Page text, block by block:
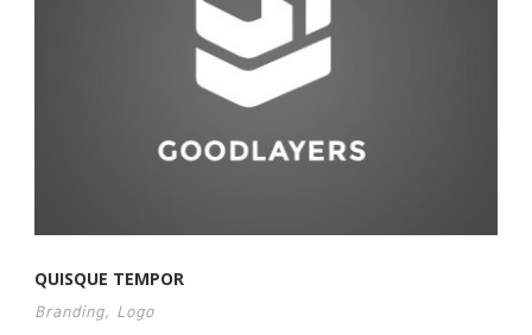
QUISQUE TEMPOR
Branding, Logo